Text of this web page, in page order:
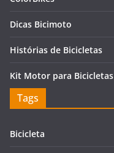
Dicas Bicimoto
Histórias de Bicicletas
Kit Motor para Bicicletas
Tags
Bicicleta